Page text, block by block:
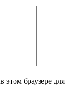
этом браузере для